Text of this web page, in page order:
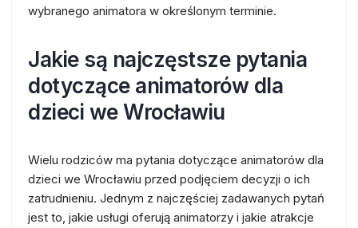
wybranego animatora w określonym terminie.
Jakie są najczęstsze pytania
dotyczące animatorów dla
dzieci we Wrocławiu
Wielu rodziców ma pytania dotyczące animatorów dla
dzieci we Wrocławiu przed podjęciem decyzji o ich
zatrudnieniu. Jednym z najczęściej zadawanych pytań
jest to, jakie usługi oferują animatorzy i jakie atrakcje